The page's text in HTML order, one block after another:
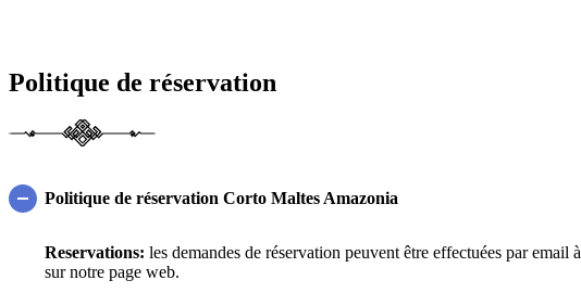
Politique de réservation
Politique de réservation Corto Maltes Amazonia
Reservations: les demandes de réservation peuvent être effectuées par email à
sur notre page web.